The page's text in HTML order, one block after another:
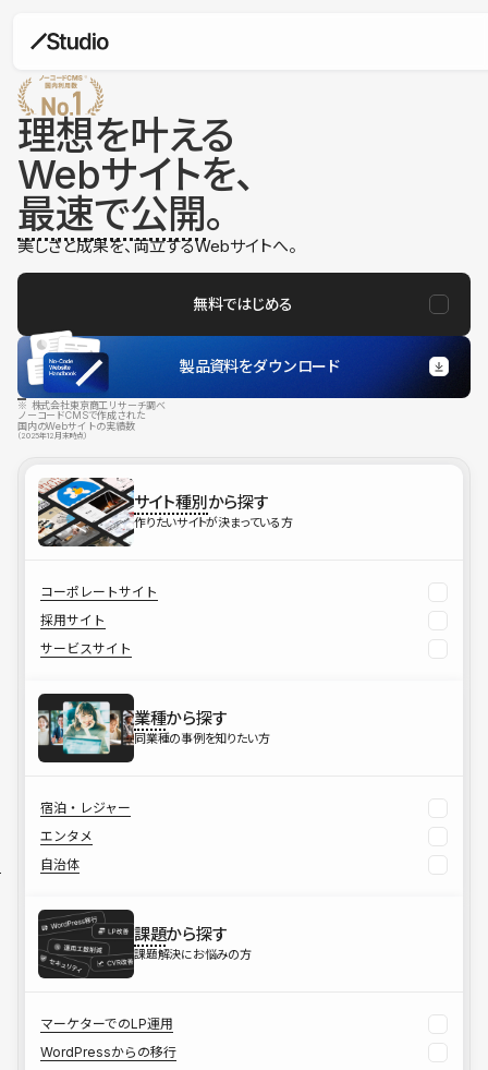
理想を叶える
Webサイトを、
最速で公開。
美しさと成果を、両立するWebサイトへ。
無料ではじめる
製品資料をダウンロード
※ 株式会社東京商工リサーチ調べ
ノーコードCMSで作成された
国内のWebサイトの実績数
（2025年12月末時点）
サイト種別から探す
作りたいサイトが決まっている方
コーポレートサイト
採用サイト
サービスサイト
業種から探す
同業種の事例を知りたい方
宿泊・レジャー
エンタメ
自治体
課題から探す
課題解決にお悩みの方
マーケターでのLP運用
WordPressからの移行